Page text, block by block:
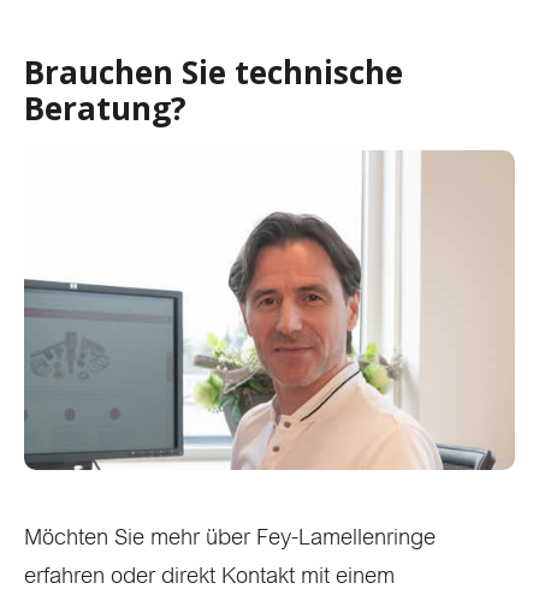
Brauchen Sie technische
Beratung?
Möchten Sie mehr über Fey-Lamellenringe
erfahren oder direkt Kontakt mit einem